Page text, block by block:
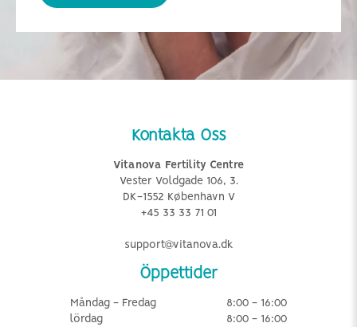
Kontakta Oss
Vitanova Fertility Centre
Vester Voldgade 106, 3.
DK-1552 København V
+45 33 33 71 01
support@vitanova.dk
Öppettider
Måndag - Fredag
8:00 - 16:00
lördag
8:00 - 16:00